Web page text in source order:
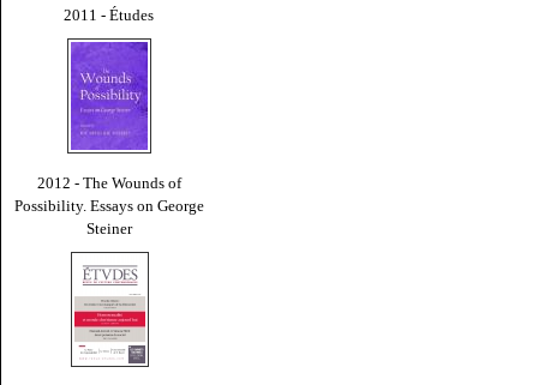
2011 - Études
2012 - The Wounds of
Possibility. Essays on George
Steiner